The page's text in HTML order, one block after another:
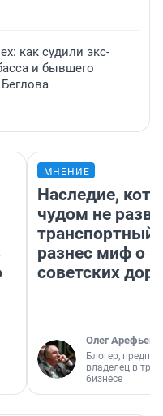
как судили экс-
и бывшего
МНЕНИЕ
Наследие,
чудом не
транспортный
разнес миф о
советских
Олег Арефьев
Блогер,
владелец в
бизнесе